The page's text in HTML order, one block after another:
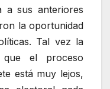
a sus anteriores
la oportunidad
Tal vez la
que el proceso
está muy lejos,